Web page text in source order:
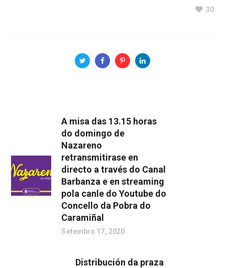
30
A misa das 13.15 horas
do domingo de
Nazareno
retransmitirase en
directo a través do Canal
Barbanza e en streaming
pola canle do Youtube do
Concello da Pobra do
Caramiñal
Setembro 17, 2020
Distribución da praza